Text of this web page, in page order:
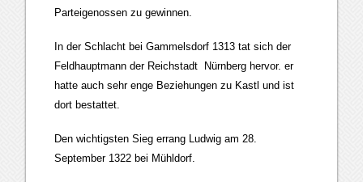
Parteigenossen zu gewinnen.
In der Schlacht bei Gammelsdorf 1313 tat sich der
Feldhauptmann der Reichstadt Nürnberg hervor. er
hatte auch sehr enge Beziehungen zu Kastl und ist
dort bestattet.
Den wichtigsten Sieg errang Ludwig am 28.
September 1322 bei Mühldorf.